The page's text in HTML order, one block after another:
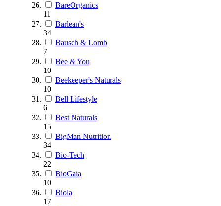
BareOrganics
11
Barlean's
34
Bausch & Lomb
7
Bee & You
10
Beekeeper's Naturals
10
Bell Lifestyle
6
Best Naturals
15
BigMan Nutrition
34
Bio-Tech
22
BioGaia
10
Biola
17